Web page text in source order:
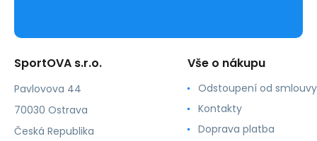
SportOVA s.r.o.
Pavlovova 44
70030 Ostrava
Česká Republika
Vše o nákupu
Odstoupení od smlouvy
Kontakty
Doprava platba